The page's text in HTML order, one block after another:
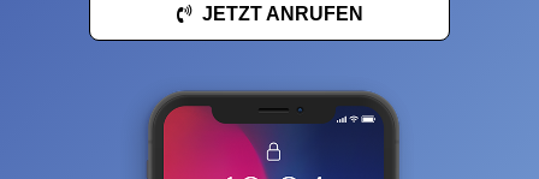
JETZT ANRUFEN